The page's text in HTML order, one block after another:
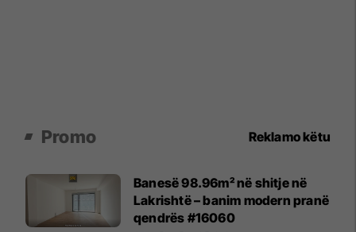
Promo Reklamo këtu
Banesë 98.96m² në shitje në
Lakrishtë – banim modern pranë
qendrës #16060